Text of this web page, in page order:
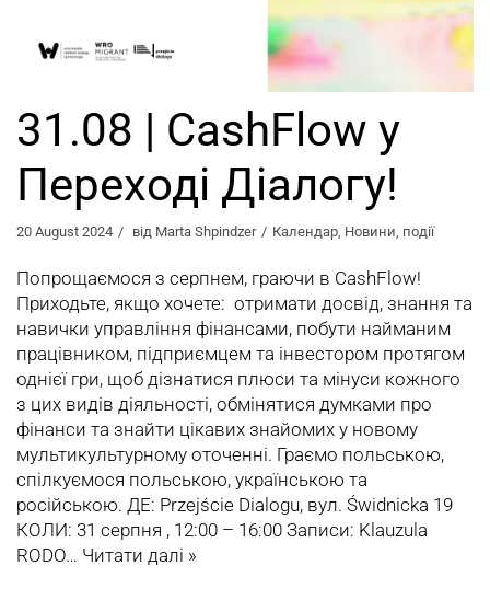
31.08 | CashFlow у
Переході Діалогу!
20 August 2024 від Marta Shpindzer Календар Новини події
Попрощаємося з серпнем, граючи в CashFlow!
Приходьте, якщо хочете: отримати досвід, знання та
навички управління фінансами, побути найманим
працівником, підприємцем та інвестором протягом
однієї гри, щоб дізнатися плюси та мінуси кожного
з цих видів діяльності, обмінятися думками про
фінанси та знайти цікавих знайомих у новому
мультикультурному оточенні. Граємо польською,
спілкуємося польською, українською та
російською. ДЕ: Przejście Dialogu, вул. Świdnicka 19
КОЛИ: 31 серпня , 12:00 – 16:00 Записи: Klauzula
RODO… Читати далі »